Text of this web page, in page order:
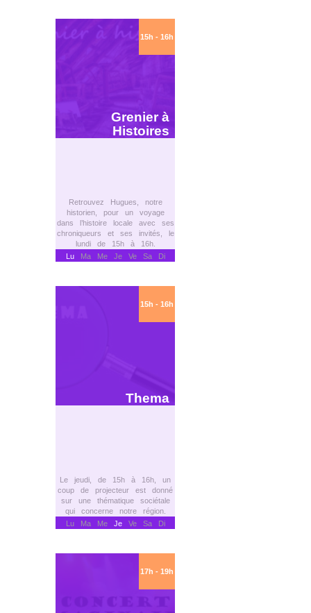
15h - 16h
Grenier à
Histoires
Retrouvez Hugues, notre
historien, pour un voyage
dans l’histoire locale avec ses
chroniqueurs et ses invités, le
lundi de 15h à 16h.
LuMa Me Je Ve Sa Di
15h - 16h
Thema
Le jeudi, de 15h à 16h, un
coup de projecteur est donné
sur une thématique sociétale
qui concerne notre région.
Lu Ma Me JeVe Sa Di
17h - 19h